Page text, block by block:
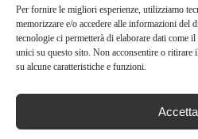
Per fornire le migliori esperienze, utilizziamo
memorizzare e/o accedere alle informazioni del
tecnologie ci permetterà di elaborare dati come
unici su questo sito. Non acconsentire o ritirare
su alcune caratteristiche e funzioni.
Accetta
CANCELLETTO